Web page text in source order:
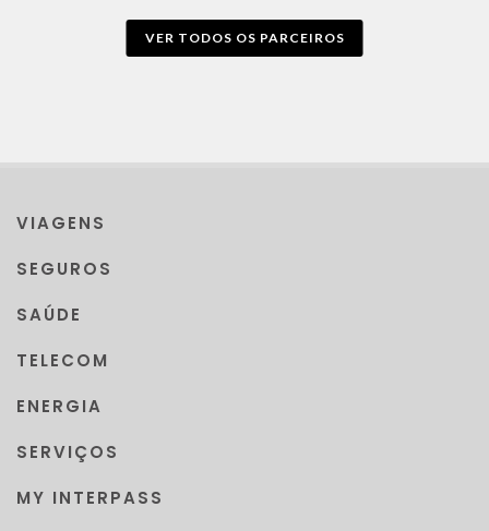
VER TODOS OS PARCEIROS
VIAGENS
SEGUROS
SAÚDE
TELECOM
ENERGIA
SERVIÇOS
MY INTERPASS